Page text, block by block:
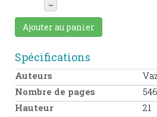
–
Ajouter au panier
Spécifications
Auteurs
Nombre de pages
546
Hauteur
21